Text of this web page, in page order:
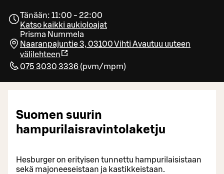
Tänään: 11:00 - 22:00
Katso kaikki aukioloajat
Prisma Nummela
Naaranpajuntie 3, 03100 Vihti Avautuu uuteen
välilehteen
075 3030 3336 (pvm/mpm)
Suomen suurin
hampurilaisravintolaketju
Hesburger on erityisen tunnettu hampurilaisistaan
sekä majoneeseistaan ja kastikkeistaan.